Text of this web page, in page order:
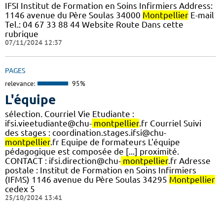
IFSI Institut de Formation en Soins Infirmiers Address:
1146 avenue du Père Soulas 34000 Montpellier E-mail
Tel.: 04 67 33 88 44 Website Route Dans cette
rubrique
07/11/2024 12:37
PAGES
relevance: 95%
L'équipe
sélection. Courriel Vie Etudiante :
ifsi.vieetudiante@chu- montpellier.fr Courriel Suivi
des stages : coordination.stages.ifsi@chu-
montpellier.fr Equipe de formateurs L'équipe
pédagogique est composée de [...] proximité.
CONTACT : ifsi.direction@chu- montpellier.fr Adresse
postale : Institut de Formation en Soins Infirmiers
(IFMS) 1146 avenue du Père Soulas 34295 Montpellier
cedex 5
25/10/2024 13:41